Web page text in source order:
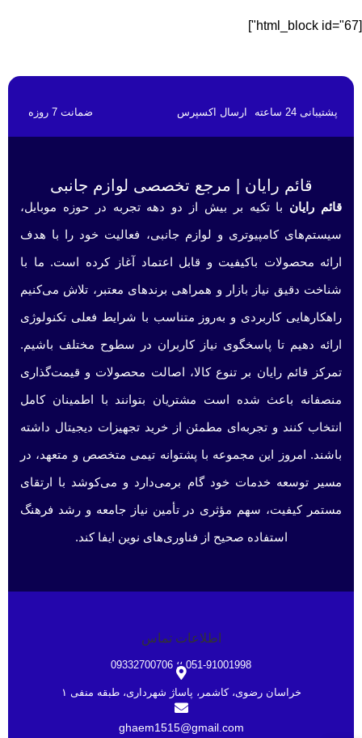
[html_block id="67"]
پشتیبانی 24 ساعته ارسال اکسپرس ضمانت 7 روزه
قائم رایان | مرجع تخصصی لوازم جانبی
قائم رایان با تکیه بر بیش از دو دهه تجربه در حوزه موبایل،
سیستم‌های کامپیوتری و لوازم جانبی، فعالیت خود را با هدف
ارائه محصولات باکیفیت و قابل اعتماد آغاز کرده است. ما با
شناخت دقیق نیاز بازار و همراهی برندهای معتبر، تلاش می‌کنیم
راهکارهایی کاربردی و به‌روز متناسب با شرایط فعلی تکنولوژی
ارائه دهیم تا پاسخگوی نیاز کاربران در سطوح مختلف باشیم.
تمرکز قائم رایان بر تنوع کالا، اصالت محصولات و قیمت‌گذاری
منصفانه باعث شده است مشتریان بتوانند با اطمینان کامل
انتخاب کنند و تجربه‌ای مطمئن از خرید تجهیزات دیجیتال داشته
باشند. امروز این مجموعه با پشتوانه تیمی متخصص و متعهد، در
مسیر توسعه خدمات خود گام برمی‌دارد و می‌کوشد با ارتقای
مستمر کیفیت، سهم مؤثری در تأمین نیاز جامعه و رشد فرهنگ
استفاده صحیح از فناوری‌های نوین ایفا کند.
اطلاعات تماس
051-91001998 ؛؛ 09332700706
خراسان رضوی، کاشمر، پاساژ شهرداری، طبقه منفی ۱
ghaem1515@gmail.com